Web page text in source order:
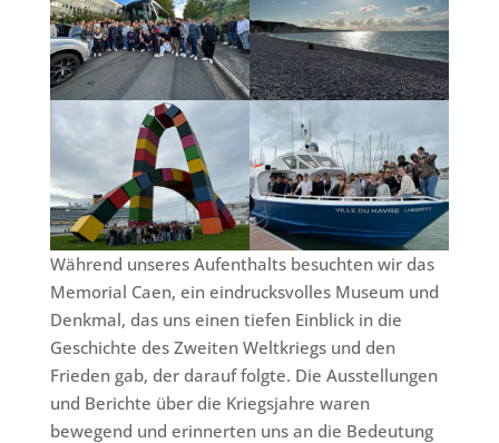
Während unseres Aufenthalts besuchten wir das
Memorial Caen, ein eindrucksvolles Museum und
Denkmal, das uns einen tiefen Einblick in die
Geschichte des Zweiten Weltkriegs und den
Frieden gab, der darauf folgte. Die Ausstellungen
und Berichte über die Kriegsjahre waren
bewegend und erinnerten uns an die Bedeutung